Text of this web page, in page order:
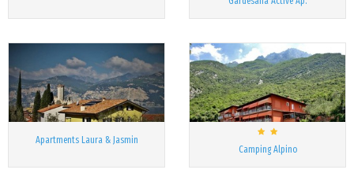
Apartments Laura & Jasmin
Camping Alpino